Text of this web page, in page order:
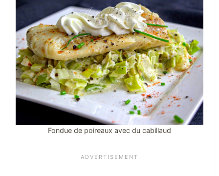
Fondue de poireaux avec du cabillaud